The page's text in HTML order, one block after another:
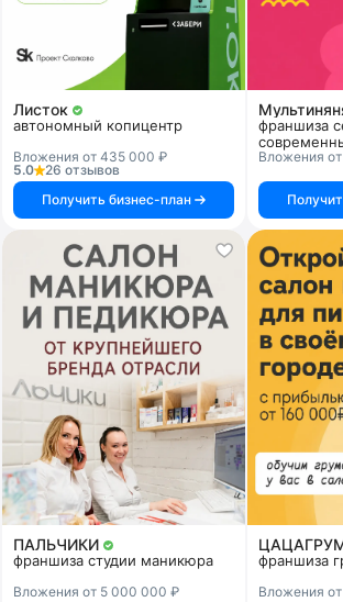
Листок
автономный копицентр
Вложения от 435 000 ₽
5.0
26 отзывов
Получить бизнес-план
франшиза
Вложения
ПАЛЬЧИКИ
франшиза студии маникюра
Вложения от 5 000 000 ₽
франшиза
Вложения